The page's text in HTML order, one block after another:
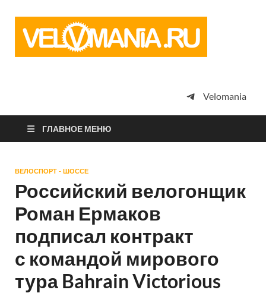
просто
Velomania
ГЛАВНОЕ МЕНЮ
ВЕЛОСПОРТ - ШОССЕ
Российский велогонщик
Роман Ермаков
подписал контракт
с командой мирового
тура Bahrain Victorious